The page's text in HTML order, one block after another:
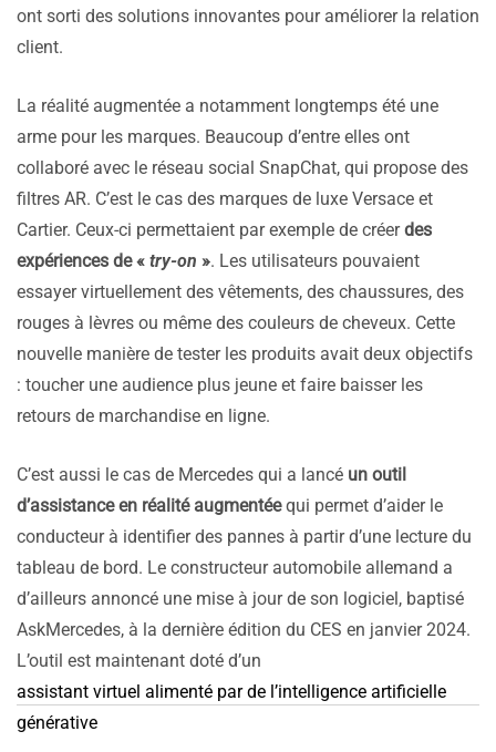
ont sorti des solutions innovantes pour améliorer la relation
client.
La réalité augmentée a notamment longtemps été une
arme pour les marques. Beaucoup d’entre elles ont
collaboré avec le réseau social SnapChat, qui propose des
filtres AR. C’est le cas des marques de luxe Versace et
Cartier. Ceux-ci permettaient par exemple de créerdes
expériences de « try-on ». Les utilisateurs pouvaient
essayer virtuellement des vêtements, des chaussures, des
rouges à lèvres ou même des couleurs de cheveux. Cette
nouvelle manière de tester les produits avait deux objectifs
: toucher une audience plus jeune et faire baisser les
retours de marchandise en ligne.
C’est aussi le cas de Mercedes qui a lancé un outil
d’assistance en réalité augmentéequi permet d’aider le
conducteur à identifier des pannes à partir d’une lecture du
tableau de bord. Le constructeur automobile allemand a
d’ailleurs annoncé une mise à jour de son logiciel, baptisé
AskMercedes, à la dernière édition du CES en janvier 2024.
L’outil est maintenant doté d’un
assistant virtuel alimenté par de l’intelligence artificielle
générative